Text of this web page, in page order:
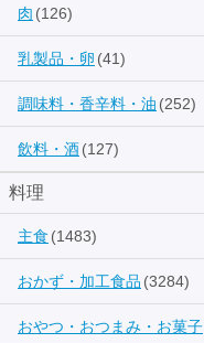
肉 (126)
乳製品・卵 (41)
調味料・香辛料・油 (252)
飲料・酒(127)
料理
主食 (1483)
おかず・加工食品 (3284)
おやつ・おつまみ・お菓子